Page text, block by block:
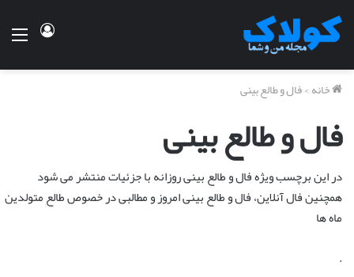
ورود
خانه>فال و طالع بینی
فال و طالع بینی
در این برچسب ویژه فال و طالع بینی روزانه با جزئیات منتشر می شود
همچنین فال آنلاین، فال و طالع بینی امروز و مطالبی در خصوص طالع متولدین
ماه ها
.